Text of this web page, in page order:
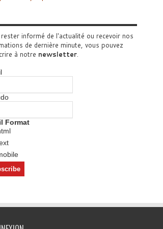
informé de l'actualité ou recevoir nos
de dernière minute, vous pouvez
à notre newsletter.
Format